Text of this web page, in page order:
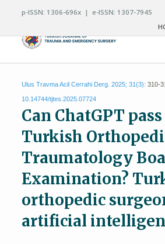
p-ISSN: 1306-696x | e-ISSN: 1307-7945
Ulus Travma Acil Cerrahi Derg. 2025; 31(3): 310-
10.14744/tjtes.2025.07724
Can ChatGPT
Turkish
Traumatology
Examination?
orthopedic
artificial